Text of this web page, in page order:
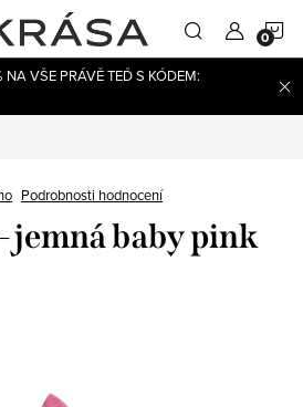
NA VŠE PRÁVĚ TEĎ S KÓDEM:
Podrobnosti hodnocení
jemná baby pink